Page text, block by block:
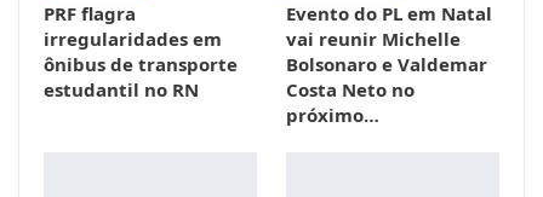
PRF flagra
irregularidades em
ônibus de transporte
estudantil no RN
Evento do PL em Natal
vai reunir Michelle
Bolsonaro e Valdemar
Costa Neto no
próximo…